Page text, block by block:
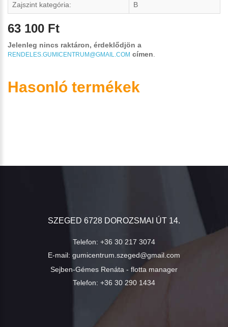
Zajszint kategória: B
63 100 Ft
Jelenleg nincs raktáron, érdeklődjön a
RENDELES.GUMICENTRUM@GMAIL.COM címen
Hasonló termékek
SZEGED 6728 DOROZSMAI ÚT 14.
Telefon: +36 30 217 3074
E-mail: gumicentrum.szeged@gmail.com
Sejben-Gémes Renáta - flotta manager
Telefon: +36 30 290 1434